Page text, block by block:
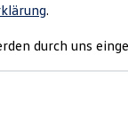
.
durch uns